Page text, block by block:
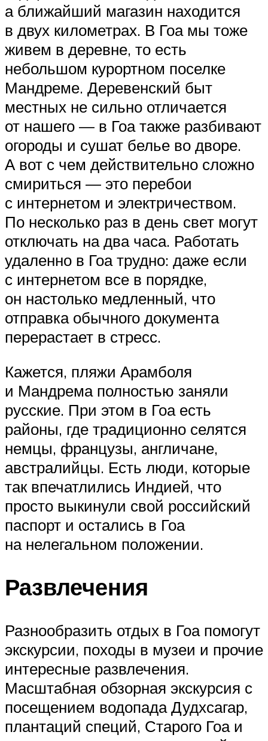
а ближайший магазин находится
в двух километрах. В Гоа мы тоже
живем в деревне, то есть
небольшом курортном поселке
Мандреме. Деревенский быт
местных не сильно отличается
от нашего — в Гоа также разбивают
огороды и сушат белье во дворе.
А вот с чем действительно сложно
смириться — это перебои
с интернетом и электричеством.
По несколько раз в день свет могут
отключать на два часа. Работать
удаленно в Гоа трудно: даже если
с интернетом все в порядке,
он настолько медленный, что
отправка обычного документа
перерастает в стресс.
Кажется, пляжи Арамболя
и Мандрема полностью заняли
русские. При этом в Гоа есть
районы, где традиционно селятся
немцы, французы, англичане,
австралийцы. Есть люди, которые
так впечатлились Индией, что
просто выкинули свой российский
паспорт и остались в Гоа
на нелегальном положении.
Развлечения
Разнообразить отдых в Гоа помогут
экскурсии, походы в музеи и прочие
интересные развлечения.
Масштабная обзорная экскурсия с
посещением водопада Дудхсагар,
плантаций специй, Старого Гоа и